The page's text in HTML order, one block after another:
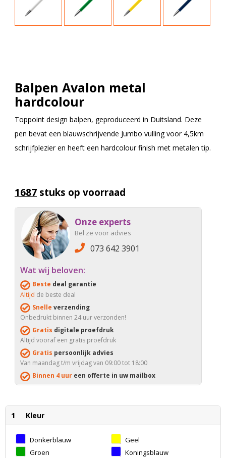
Balpen Avalon metal
hardcolour
Toppoint design balpen, geproduceerd in Duitsland. Deze
pen bevat een blauwschrijvende Jumbo vulling voor 4,5km
schrijfplezier en heeft een hardcolour finish met metalen tip.
1687 stuks op voorraad
Onze experts
Bel ze voor advies
073 642 3901
Wat wij beloven:
Beste deal garantie
Altijd de beste deal
Snelle verzending
Onbedrukt binnen 24 uur verzonden!
Gratis digitale proefdruk
Altijd vooraf een gratis proefdruk
Gratis persoonlijk advies
Van maandag t/m vrijdag van 09:00 tot 18:00
Binnen 4 uur een offerte in uw mailbox
1 Kleur
Donkerblauw
Geel
Groen
Koningsblauw